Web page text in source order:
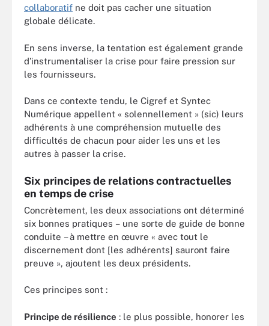
collaboratif ne doit pas cacher une situation
globale délicate.
En sens inverse, la tentation est également grande
d’instrumentaliser la crise pour faire pression sur
les fournisseurs.
Dans ce contexte tendu, le Cigref et Syntec
Numérique appellent « solennellement » (sic) leurs
adhérents à une compréhension mutuelle des
difficultés de chacun pour aider les uns et les
autres à passer la crise.
Six principes de relations contractuelles
en temps de crise
Concrètement, les deux associations ont déterminé
six bonnes pratiques – une sorte de guide de bonne
conduite – à mettre en œuvre « avec tout le
discernement dont [les adhérents] sauront faire
preuve », ajoutent les deux présidents.
Ces principes sont :
Principe de résilience : le plus possible, honorer les